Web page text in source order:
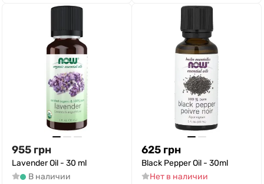
955 грн
Lavender Oil - 30 ml
В наличии
625 грн
Black Pepper Oil - 30ml
Нет в наличии